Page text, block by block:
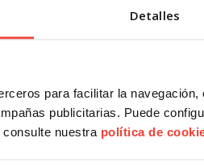
Detalles
para facilitar la
publicitarias. Puede
nuestra política de
La plataforma PararLaGuerra